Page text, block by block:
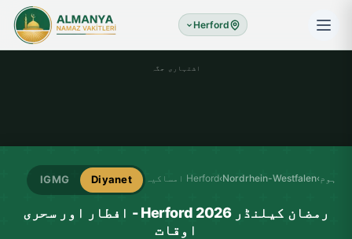
Herford
اشتہاری جگہ
ہوم ›
Nordrhein-Westfalen
›Herford امساکیہ Diyanet
IGMG
رمضان کیلنڈر Herford 2026 - افطار اور سحری
اوقات